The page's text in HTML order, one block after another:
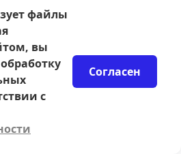
Оферта
персональных данных
билетов
билетов
файлы
вы
с
Согласен